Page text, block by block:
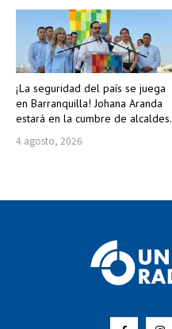
¡La seguridad del país se juega
en Barranquilla! Johana Aranda
estará en la cumbre de alcaldes.
4 agosto, 2026